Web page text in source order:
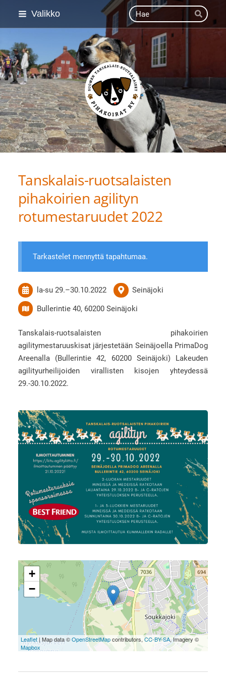
Siirry
Valikko Haku
Hae
Suomen Tanskalais-
Tanskalais-ruotsalaisten
pihakoirien agilityn
rotumestaruudet 2022
Tarkastelet mennyttä tapahtumaa.
la-su 29.–30.10.2022 Seinäjoki
Bullerintie 40, 60200 Seinäjoki
Tanskalais-ruotsalaisten pihakoirien
agilitymestaruuskisat järjestetään Seinäjoella PrimaDog
Areenalla (Bullerintie 42, 60200 Seinäjoki) Lakeuden
agilityurheilijoiden virallisten kisojen yhteydessä
29.-30.10.2022.
+
−
Leaflet| Map data ©OpenStreetMapcontributors, CC-BY-SA, Imagery ©
Mapbox